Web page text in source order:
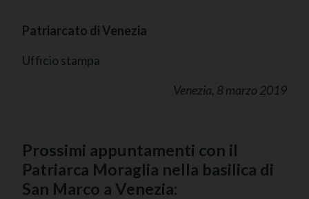
Patriarcato di Venezia
Ufficio stampa
Venezia, 8 marzo 2019
Prossimi appuntamenti con il
Patriarca Moraglia nella basilica di
San Marco a Venezia: